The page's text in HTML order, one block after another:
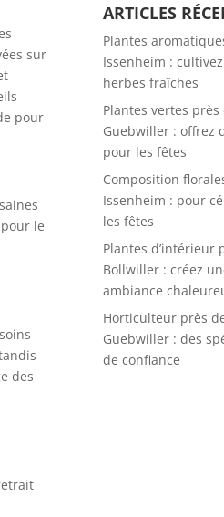
sur
pour
le
des
ARTICLES
Plantes
Issenheim :
herbes fraîches
Plantes vertes près
Guebwiller : offrez
pour les fêtes
Composition
Issenheim : pour
les fêtes
Plantes d’intérieur
Bollwiller : créez
ambiance
Horticulteur près
Guebwiller : des
de confiance